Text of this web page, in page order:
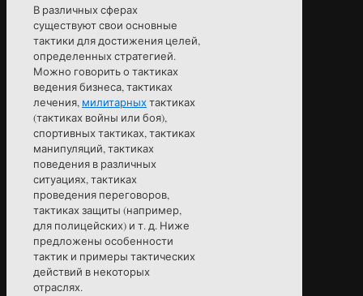
В различных сферах
существуют свои основные
тактики для достижения целей,
определенных стратегией.
Можно говорить о тактиках
ведения бизнеса, тактиках
лечения, милитарныхтактиках
(тактиках войны или боя),
спортивных тактиках, тактиках
манипуляций, тактиках
поведения в различных
ситуациях, тактиках
проведения переговоров,
тактиках защиты (например,
для полицейских) и т. д. Ниже
предложены особенности
тактик и примеры тактических
действий в некоторых
отраслях.